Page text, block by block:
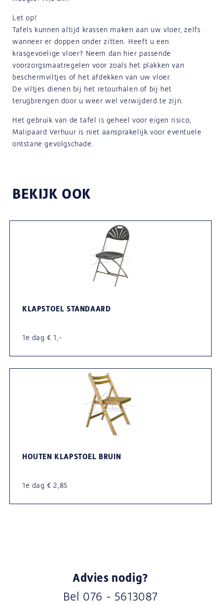
Let op!
Tafels kunnen altijd krassen maken aan uw vloer, zelfs
wanneer er doppen onder zitten. Heeft u een
krasgevoelige vloer? Neem dan hier passende
voorzorgsmaatregelen voor zoals het plakken van
beschermviltjes of het afdekken van uw vloer.
De viltjes dienen bij het retourhalen of bij het
terugbrengen door u weer wel verwijderd te zijn.
Het gebruik van de tafel is geheel voor eigen risico,
Malipaard Verhuur is niet aansprakelijk voor eventuele
ontstane gevolgschade.
BEKIJK OOK
KLAPSTOEL STANDAARD
1e dag € 1,-
HOUTEN KLAPSTOEL BRUIN
1e dag € 2,85
Advies nodig?
Bel 076 - 5613087